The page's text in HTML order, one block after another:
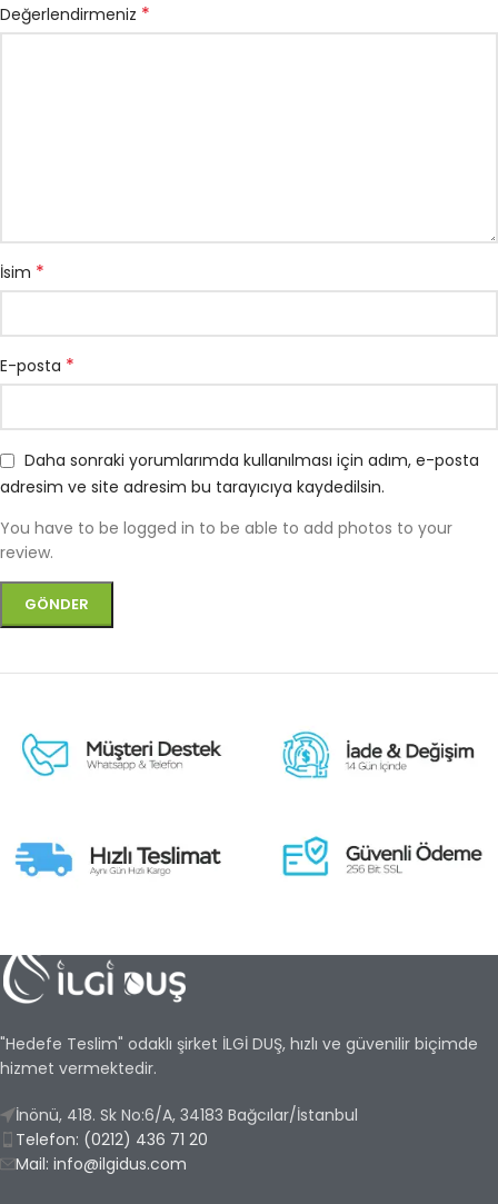
Değerlendirmeniz *
İsim *
E-posta *
Daha sonraki yorumlarımda kullanılması için adım, e-posta
adresim ve site adresim bu tarayıcıya kaydedilsin.
You have to be logged in to be able to add photos to your
review.
"Hedefe Teslim" odaklı şirket İLGİ DUŞ, hızlı ve güvenilir biçimde
hizmet vermektedir.
İnönü, 418. Sk No:6/A, 34183 Bağcılar/İstanbul
Telefon: (0212) 436 71 20
Mail: info@ilgidus.com